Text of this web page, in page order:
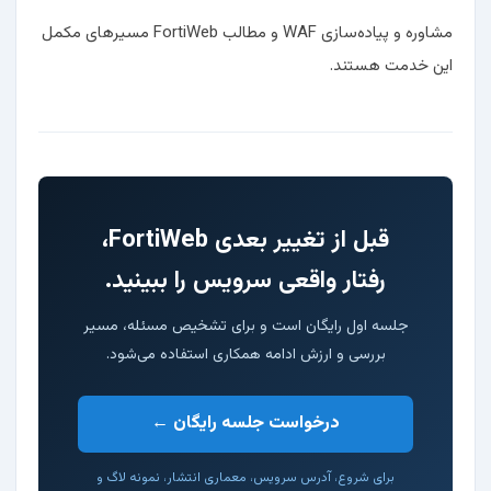
مشاوره و پیاده‌سازی WAF و مطالب FortiWeb
مسیرهای مکمل
این خدمت هستند.
قبل از تغییر بعدی FortiWeb،
رفتار واقعی سرویس را ببینید.
جلسه اول رایگان است و برای تشخیص مسئله، مسیر
بررسی و ارزش ادامه همکاری استفاده می‌شود.
درخواست جلسه رایگان ←
برای شروع، آدرس سرویس، معماری انتشار، نمونه لاگ و